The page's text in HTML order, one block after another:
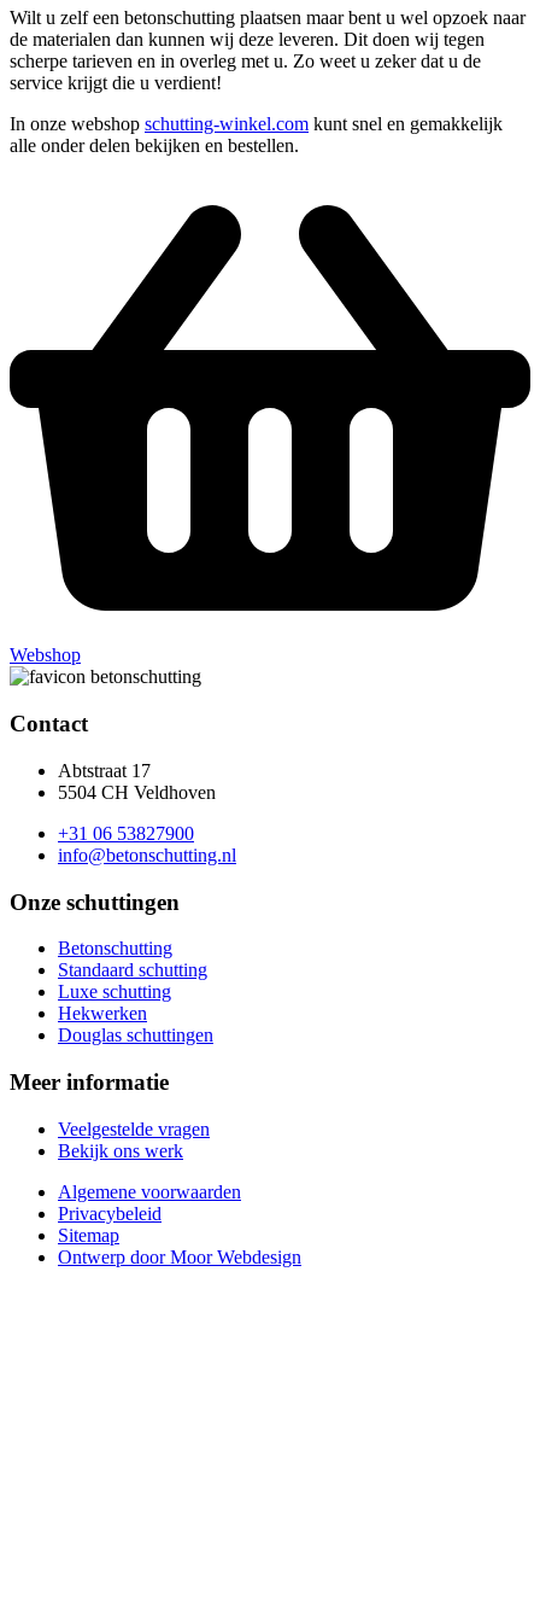
Wilt u zelf een betonschutting plaatsen maar bent u wel opzoek naar
de materialen dan kunnen wij deze leveren. Dit doen wij tegen
scherpe tarieven en in overleg met u. Zo weet u zeker dat u de
service krijgt die u verdient!
In onze webshop schutting-winkel.com kunt snel en gemakkelijk
alle onder delen bekijken en bestellen.
Webshop
Contact
Abtstraat 17
5504 CH Veldhoven
+31 06 53827900
info@betonschutting.nl
Onze schuttingen
Betonschutting
Standaard schutting
Luxe schutting
Hekwerken
Douglas schuttingen
Meer informatie
Veelgestelde vragen
Bekijk ons werk
Algemene voorwaarden
Privacybeleid
Sitemap
Ontwerp door Moor Webdesign